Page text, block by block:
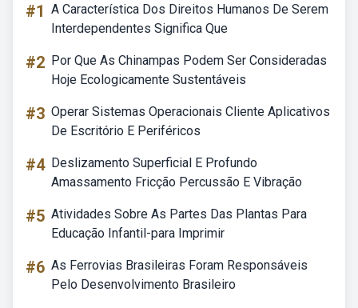
#1 A Característica Dos Direitos Humanos De Serem
Interdependentes Significa Que
#2 Por Que As Chinampas Podem Ser Consideradas
Hoje Ecologicamente Sustentáveis
#3 Operar Sistemas Operacionais Cliente Aplicativos
De Escritório E Periféricos
#4 Deslizamento Superficial E Profundo
Amassamento Fricção Percussão E Vibração
#5 Atividades Sobre As Partes Das Plantas Para
Educação Infantil-para Imprimir
#6 As Ferrovias Brasileiras Foram Responsáveis
Pelo Desenvolvimento Brasileiro